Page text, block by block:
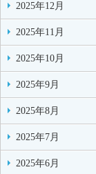
2025年12月
2025年11月
2025年10月
2025年9月
2025年8月
2025年7月
2025年6月